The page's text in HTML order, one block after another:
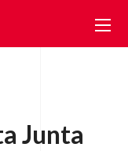
Junta